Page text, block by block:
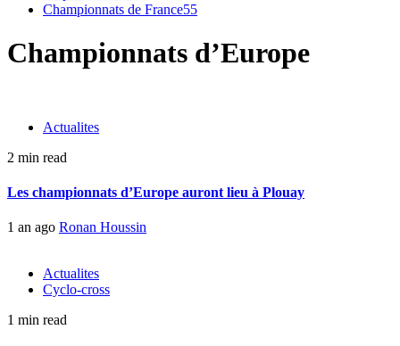
Championnats de France55
Championnats d’Europe
Actualites
2 min read
Les championnats d’Europe auront lieu à Plouay
1 an ago Ronan Houssin
Actualites
Cyclo-cross
1 min read